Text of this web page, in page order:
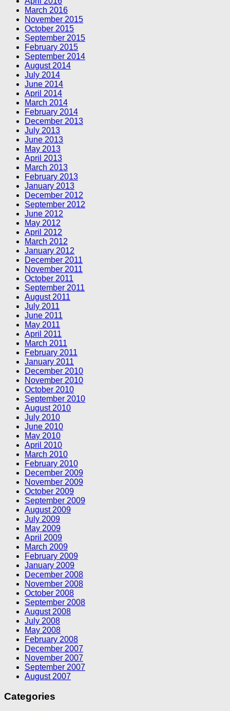
March 2016
November 2015
October 2015
September 2015
February 2015
September 2014
August 2014
July 2014
June 2014
April 2014
March 2014
February 2014
December 2013
July 2013
June 2013
May 2013
April 2013
March 2013
February 2013
January 2013
December 2012
September 2012
June 2012
May 2012
April 2012
March 2012
January 2012
December 2011
November 2011
October 2011
September 2011
August 2011
July 2011
June 2011
May 2011
April 2011
March 2011
February 2011
January 2011
December 2010
November 2010
October 2010
September 2010
August 2010
July 2010
June 2010
May 2010
April 2010
March 2010
February 2010
December 2009
November 2009
October 2009
September 2009
August 2009
July 2009
May 2009
April 2009
March 2009
February 2009
January 2009
December 2008
November 2008
October 2008
September 2008
August 2008
July 2008
May 2008
February 2008
December 2007
November 2007
September 2007
August 2007
Categories